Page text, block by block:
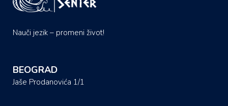
Nauči jezik – promeni život!
BEOGRAD
Jaše Prodanovića 1/1